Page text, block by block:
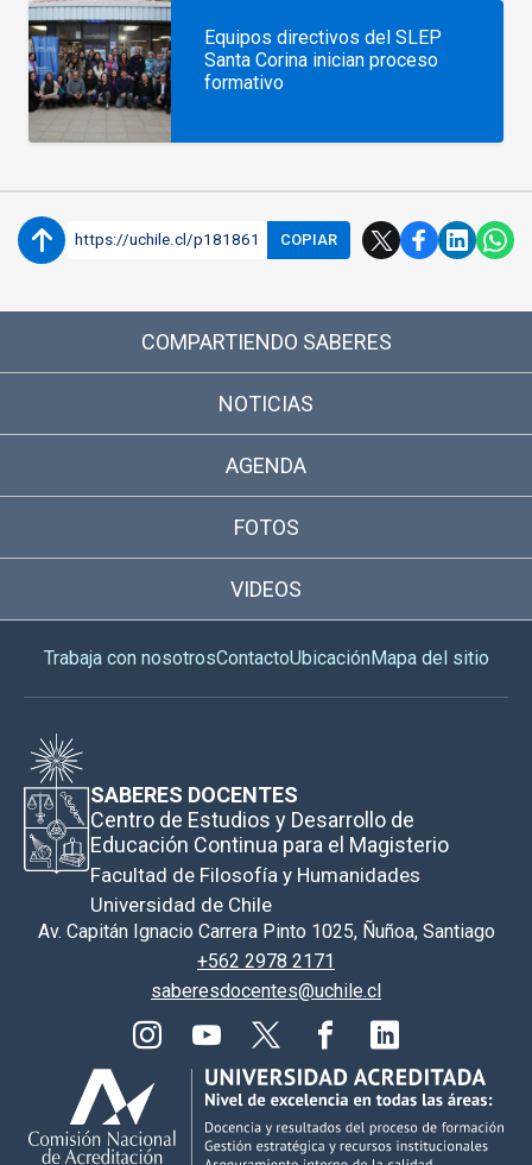
Equipos directivos del SLEP
Santa Corina inician proceso
formativo
https://uchile.cl/p181861 COPIAR
COMPARTIENDO SABERES
NOTICIAS
AGENDA
FOTOS
VIDEOS
Trabaja con nosotrosContactoUbicaciónMapa del sitio
SABERES DOCENTES
Centro de Estudios y Desarrollo de
Educación Continua para el Magisterio
Facultad de Filosofía y Humanidades
Universidad de Chile
Av. Capitán Ignacio Carrera Pinto 1025, Ñuñoa, Santiago
+562 2978 2171
saberesdocentes@uchile.cl